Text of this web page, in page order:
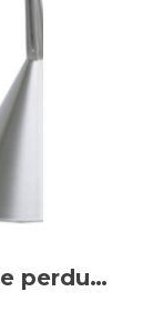
perdu…